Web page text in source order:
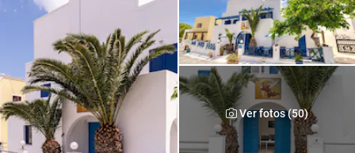
Ver fotos (50)